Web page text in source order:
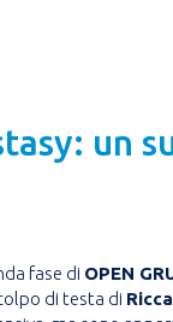
un
fase di OPEN
di testa di